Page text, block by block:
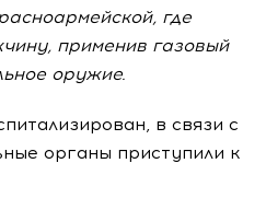
где
применив газовый
оружие.
в связи с
органы приступили к